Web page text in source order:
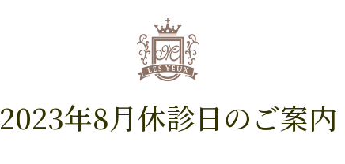
2023年8月休診日のご案内